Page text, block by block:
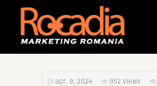
apr. 9, 2024 952 Views